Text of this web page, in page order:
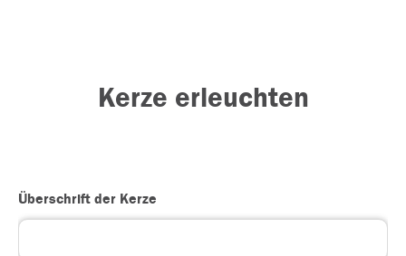
Kerze erleuchten
Überschrift der Kerze